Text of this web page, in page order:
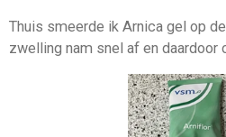
Thuis smeerde ik Arnica gel op
zwelling nam snel af en daardoor